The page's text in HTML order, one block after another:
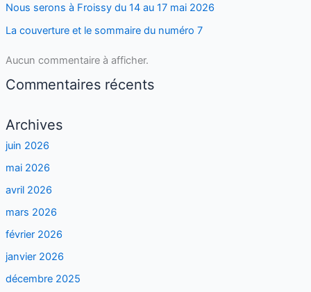
Nous serons à Froissy du 14 au 17 mai 2026
La couverture et le sommaire du numéro 7
Aucun commentaire à afficher.
Commentaires récents
Archives
juin 2026
mai 2026
avril 2026
mars 2026
février 2026
janvier 2026
décembre 2025